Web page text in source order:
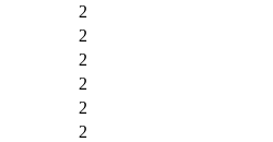
2
2
2
2
2
2